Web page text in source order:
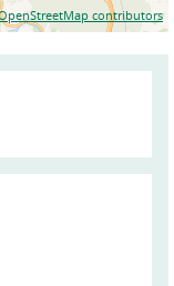
contributors